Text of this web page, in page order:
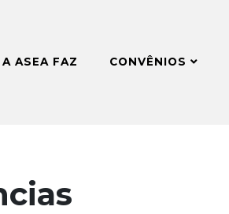
A ASEA FAZ CONVÊNIOS